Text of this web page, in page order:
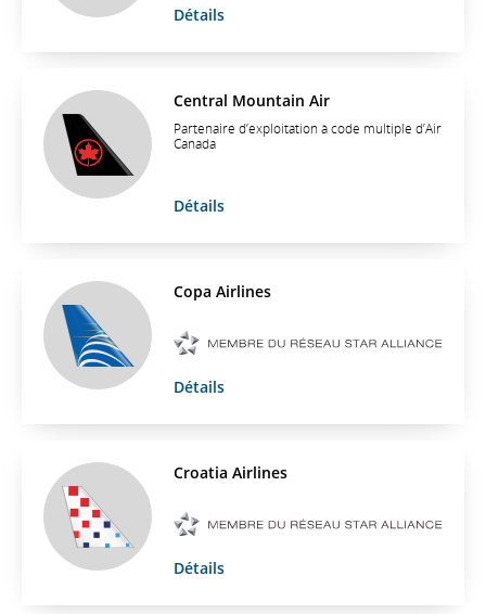
Détails
Central Mountain Air
Partenaire d’exploitation à code multiple d’Air
Canada
Détails
Copa Airlines
Détails
Croatia Airlines
Détails